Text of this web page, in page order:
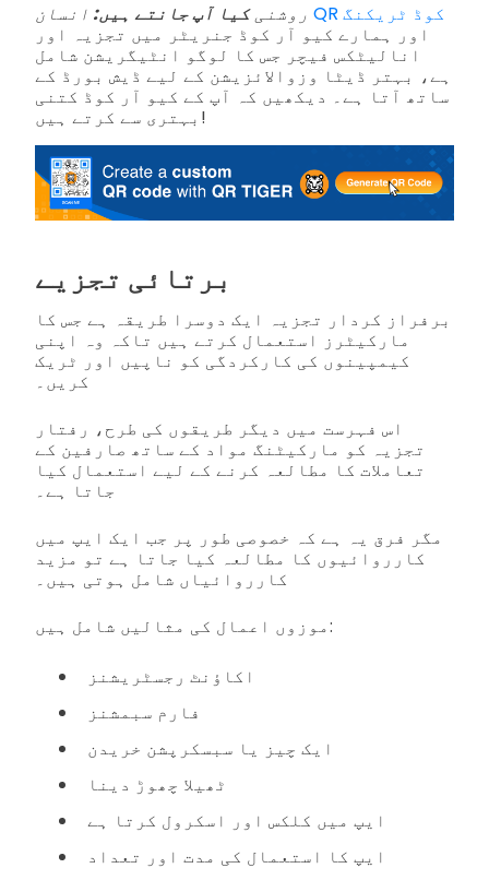
روشنیکیا آپ جانتے ہیں:
QR کوڈ ٹریکنگ
اور ہمارے کیو آر کوڈ جنریٹر میں تجزیہ اور
انالیٹکس فیچر جس کا لوگو انٹیگریشن شامل
ہے، بہتر ڈیٹا وزوالائزیشن کے لیے ڈیش بورڈ کے
ساتھ آتا ہے۔ دیکھیں کہ آپ کے کیو آر کوڈ کتنی
بہتری سے کرتے ہیں!
برتائی تجزیے
برفراز کردار تجزیہ ایک دوسرا طریقہ ہے جس کا
مارکیٹرز استعمال کرتے ہیں تاکہ وہ اپنی
کیمپینوں کی کارکردگی کو ناپیں اور ٹریک
کریں۔
اس فہرست میں دیگر طریقوں کی طرح، رفتار
تجزیہ کو مارکیٹنگ مواد کے ساتھ صارفین کے
تعاملات کا مطالعہ کرنے کے لیے استعمال کیا
جاتا ہے۔
مگر فرق یہ ہے کہ خصوصی طور پر جب ایک ایپ میں
کارروائیوں کا مطالعہ کیا جاتا ہے تو مزید
کارروائیاں شامل ہوتی ہیں۔
موزوں اعمال کی مثالیں شامل ہیں:
اکاؤنٹ رجسٹریشنز
فارم سبمشنز
ایک چیز یا سبسکرپشن خریدن
ٹھیلا چھوڑ دینا
ایپ میں کلکس اور اسکرول کرتا ہے
ایپ کا استعمال کی مدت اور تعداد